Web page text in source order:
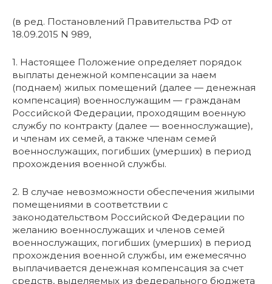
(в ред. Постановлений Правительства РФ от
18.09.2015 N 989,
1. Настоящее Положение определяет порядок
выплаты денежной компенсации за наем
(поднаем) жилых помещений (далее — денежная
компенсация) военнослужащим — гражданам
Российской Федерации, проходящим военную
службу по контракту (далее — военнослужащие),
и членам их семей, а также членам семей
военнослужащих, погибших (умерших) в период
прохождения военной службы.
2. В случае невозможности обеспечения жилыми
помещениями в соответствии с
законодательством Российской Федерации по
желанию военнослужащих и членов семей
военнослужащих, погибших (умерших) в период
прохождения военной службы, им ежемесячно
выплачивается денежная компенсация за счет
средств, выделяемых из федерального бюджета